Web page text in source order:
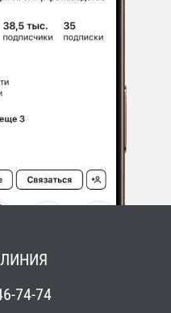
74-74